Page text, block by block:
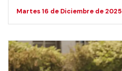
Martes 16 de Diciembre de 2025